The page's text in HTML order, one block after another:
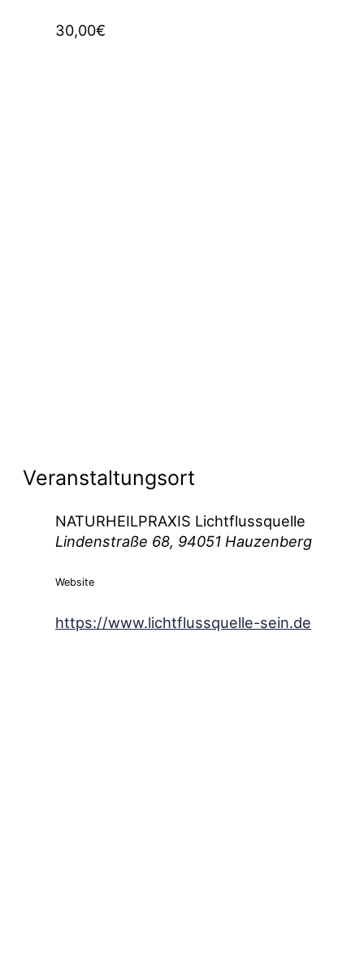
30,00€
Veranstaltungsort
NATURHEILPRAXIS Lichtflussquelle
Lindenstraße 68, 94051 Hauzenberg
Website
https://www.lichtflussquelle-sein.de